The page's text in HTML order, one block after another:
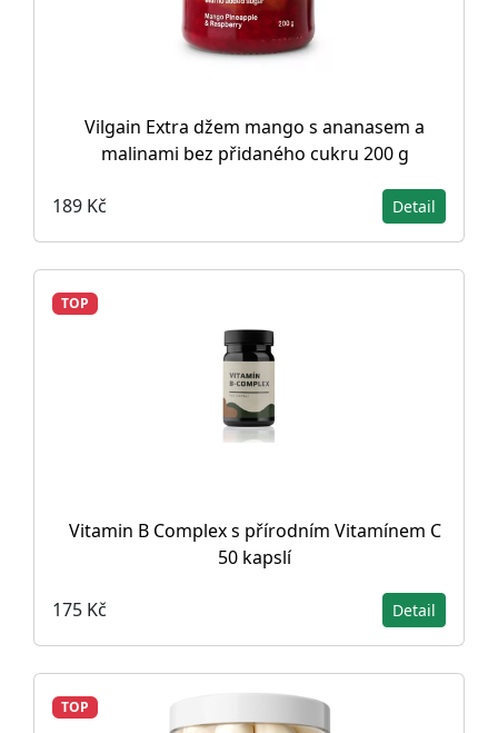
Vilgain Extra džem mango s ananasem a
malinami bez přidaného cukru 200 g
189 Kč Detail
TOP
Vitamin B Complex s přírodním Vitamínem C
50 kapslí
175 Kč Detail
TOP